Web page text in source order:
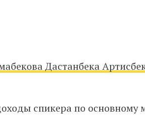
Дастанбека
спикера по основному